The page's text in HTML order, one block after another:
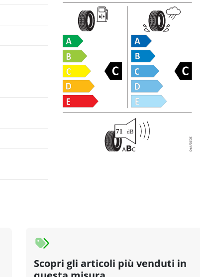
Scopri gli articoli più venduti in